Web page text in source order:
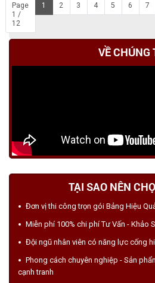
VỀ CHÚNG
TẠI SAO NÊN
Đơn vị thi công trọn gói Bảng Hiệu
Miễn phí 100% chi phí Tư Vấn - Khảo
Đội ngũ nhân viên có năng lực cống
Phong cách chuyên nghiệp - Sản
cạnh tranh
Page
1 /
12
1 2 3 4 5 6 7